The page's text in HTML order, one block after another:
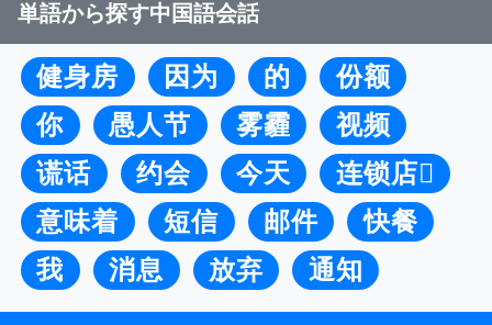
単語から探す中国語会話
健身房 因为 的
份额
你
愚人节 雾霾
视频
谎话
约会 今天
连锁店
意味着
短信 邮件
快餐
我
消息 放弃 通知